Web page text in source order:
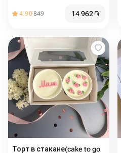
4.90849 14 962֏
Торт в стакане(cake to go